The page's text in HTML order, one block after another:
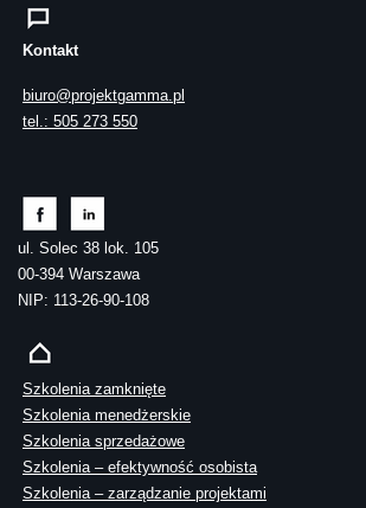
Kontakt
biuro@projektgamma.pl
tel.: 505 273 550
ul. Solec 38 lok. 105
00-394 Warszawa
NIP: 113-26-90-108
Szkolenia zamknięte
Szkolenia menedżerskie
Szkolenia sprzedażowe
Szkolenia – efektywność osobista
Szkolenia – zarządzanie projektami